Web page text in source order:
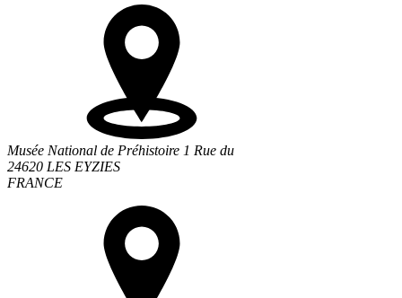
Musée National de Préhistoire 1 Rue du
24620 LES EYZIES
FRANCE